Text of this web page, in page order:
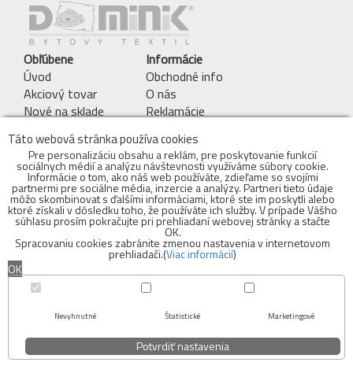
Obľúbene
Úvod
Akciový tovar
Nové na sklade
Informácie
Obchodné info
O nás
Reklamácie
Obchodné podmienky
Kontakty
objednavky@bytovytextil.sk
mobil: 0910 942 979
Adresa Skladu:
Bytový textil - DOMINIK s.r.o.
919 42 Voderady
INFOLINKA:sklad: 0910 942 979
Cookies
Táto webová stránka používa cookies
Pre personalizáciu obsahu a reklám, pre poskytovanie funkcií
sociálnych médií a analýzu návštevnosti využíváme súbory cookie.
Informácie o tom, ako náš web používáte, zdieľame so svojími
partnermi pre sociálne média, inzercie a analýzy. Partneri tieto údaje
môžo skombinovat s ďalšími informáciami, ktoré ste im poskytli alebo
ktoré získali v dôsledku toho, že používáte ich služby. V prípade Vášho
súhlasu prosím pokračujte pri prehliadaní webovej stránky a stačte
OK.
Spracovaniu cookies zabránite zmenou nastavenia v internetovom
prehliadači.(Viac informácií)
OK
Nevyhnutné Štatistické Marketingové
Potvrdiť nastavenia